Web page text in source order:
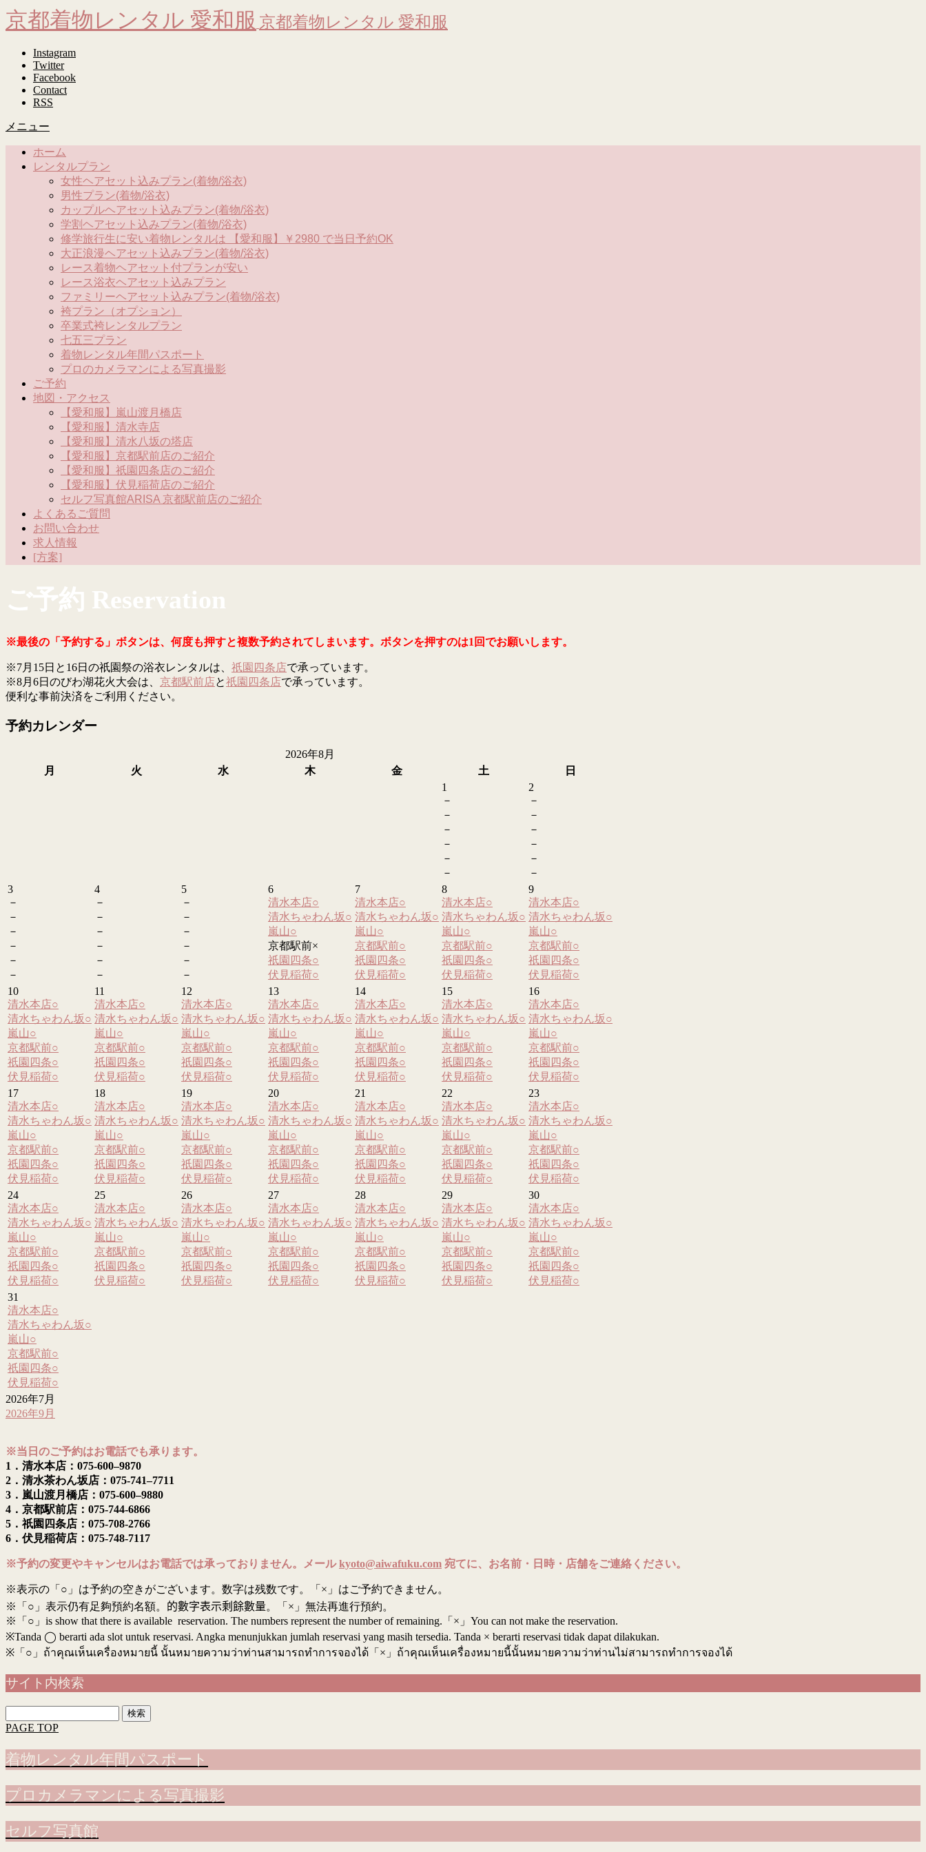
京都着物レンタル 愛和服 京都着物レンタル 愛和服
Instagram
Twitter
Facebook
Contact
RSS
メニュー
ホーム
レンタルプラン
女性ヘアセット込みプラン(着物/浴衣)
男性プラン(着物/浴衣)
カップルヘアセット込みプラン(着物/浴衣)
学割ヘアセット込みプラン(着物/浴衣)
修学旅行生に安い着物レンタルは 【愛和服】￥2980 で当日予約OK
大正浪漫ヘアセット込みプラン(着物/浴衣)
レース着物ヘアセット付プランが安い
レース浴衣ヘアセット込みプラン
ファミリーヘアセット込みプラン(着物/浴衣)
袴プラン（オプション）
卒業式袴レンタルプラン
七五三プラン
着物レンタル年間パスポート
プロのカメラマンによる写真撮影
ご予約
地図・アクセス
【愛和服】嵐山渡月橋店
【愛和服】清水寺店
【愛和服】清水八坂の塔店
【愛和服】京都駅前店のご紹介
【愛和服】祇園四条店のご紹介
【愛和服】伏見稲荷店のご紹介
セルフ写真館ARISA 京都駅前店のご紹介
よくあるご質問
お問い合わせ
求人情報
[方案]
ご予約 Reservation
※最後の「予約する」ボタンは、何度も押すと複数予約されてしまいます。ボタンを押すのは1回でお願いします。
※7月15日と16日の祇園祭の浴衣レンタルは、 祇園四条店で承っています。
※8月6日のびわ湖花火大会は、 京都駅前店と祇園四条店で承っています。
便利な事前決済をご利用ください。
予約カレンダー
2026年8月
月
火 水 木 金 土
日
1
－
－
－
－
－
－
2
－
－
－
－
－
－
3
－
－
－
－
－
－
4
－
－
－
－
－
－
5
－
－
－
－
－
－
6
清水本店○
清水ちゃわん坂○
嵐山○
京都駅前×
祇園四条○
伏見稲荷○
7
清水本店○
清水ちゃわん坂○
嵐山○
京都駅前○
祇園四条○
伏見稲荷○
8
清水本店○
清水ちゃわん坂○
嵐山○
京都駅前○
祇園四条○
伏見稲荷○
9
清水本店○
清水ちゃわん坂○
嵐山○
京都駅前○
祇園四条○
伏見稲荷○
10
清水本店○
清水ちゃわん坂○
嵐山○
京都駅前○
祇園四条○
伏見稲荷○
11
清水本店○
清水ちゃわん坂○
嵐山○
京都駅前○
祇園四条○
伏見稲荷○
12
清水本店○
清水ちゃわん坂○
嵐山○
京都駅前○
祇園四条○
伏見稲荷○
13
清水本店○
清水ちゃわん坂○
嵐山○
京都駅前○
祇園四条○
伏見稲荷○
14
清水本店○
清水ちゃわん坂○
嵐山○
京都駅前○
祇園四条○
伏見稲荷○
15
清水本店○
清水ちゃわん坂○
嵐山○
京都駅前○
祇園四条○
伏見稲荷○
16
清水本店○
清水ちゃわん坂○
嵐山○
京都駅前○
祇園四条○
伏見稲荷○
17
清水本店○
清水ちゃわん坂○
嵐山○
京都駅前○
祇園四条○
伏見稲荷○
18
清水本店○
清水ちゃわん坂○
嵐山○
京都駅前○
祇園四条○
伏見稲荷○
19
清水本店○
清水ちゃわん坂○
嵐山○
京都駅前○
祇園四条○
伏見稲荷○
20
清水本店○
清水ちゃわん坂○
嵐山○
京都駅前○
祇園四条○
伏見稲荷○
21
清水本店○
清水ちゃわん坂○
嵐山○
京都駅前○
祇園四条○
伏見稲荷○
22
清水本店○
清水ちゃわん坂○
嵐山○
京都駅前○
祇園四条○
伏見稲荷○
23
清水本店○
清水ちゃわん坂○
嵐山○
京都駅前○
祇園四条○
伏見稲荷○
24
清水本店○
清水ちゃわん坂○
嵐山○
京都駅前○
祇園四条○
伏見稲荷○
25
清水本店○
清水ちゃわん坂○
嵐山○
京都駅前○
祇園四条○
伏見稲荷○
26
清水本店○
清水ちゃわん坂○
嵐山○
京都駅前○
祇園四条○
伏見稲荷○
27
清水本店○
清水ちゃわん坂○
嵐山○
京都駅前○
祇園四条○
伏見稲荷○
28
清水本店○
清水ちゃわん坂○
嵐山○
京都駅前○
祇園四条○
伏見稲荷○
29
清水本店○
清水ちゃわん坂○
嵐山○
京都駅前○
祇園四条○
伏見稲荷○
30
清水本店○
清水ちゃわん坂○
嵐山○
京都駅前○
祇園四条○
伏見稲荷○
31
清水本店○
清水ちゃわん坂○
嵐山○
京都駅前○
祇園四条○
伏見稲荷○
2026年7月
2026年9月
※当日のご予約はお電話でも承ります。
1．清水本店：075-600–9870
2．清水茶わん坂店：075-741–7711
3．嵐山渡月橋店：075-600–9880
4．京都駅前店：075-744-6866
5．祇園四条店：075-708-2766
6．伏見稲荷店：075-748-7117
※予約の変更やキャンセルはお電話では承っておりません。メールkyoto@aiwafuku.com 宛てに、お名前・日時・店舗をご連絡ください。
※表示の「○」は予約の空きがございます。数字は残数です。「×」はご予約できません。
※「○」表示仍有足夠預約名額。 的數字表示剩餘數量。「×」無法再進行預約。
※「○」is show that there is available reservation. The numbers represent the number of remaining.「×」You can not make the reservation.
※Tanda ◯ berarti ada slot untuk reservasi. Angka menunjukkan jumlah reservasi yang masih tersedia. Tanda × berarti reservasi tidak dapat dilakukan.
※ 「○」ถ้าคุณเห็นเครื่องหมายนี้ นั้นหมายความว่าท่านสามารถทำการจองได้「×」ถ้าคุณเห็นเครื่องหมายนี้นั้นหมายความว่าท่านไม่สามารถทำการจองได้
サイト内検索
索:
PAGE TOP
着物レンタル年間パスポート
プロカメラマンによる写真撮影
セルフ写真館